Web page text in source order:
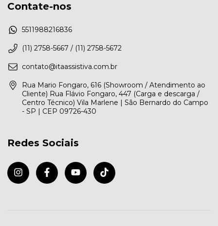
Contate-nos
5511988216836
(11) 2758-5667 / (11) 2758-5672
contato@itaassistiva.com.br
Rua Mario Fongaro, 616 (Showroom / Atendimento ao
Cliente) Rua Flávio Fongaro, 447 (Carga e descarga /
Centro Técnico) Vila Marlene | São Bernardo do Campo
- SP | CEP 09726-430
Redes Sociais